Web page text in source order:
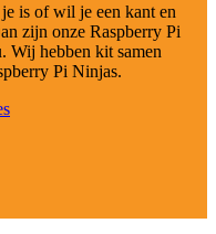
is of wil je een kant en
zijn onze Raspberry Pi
Wij hebben kit samen
Pi Ninjas.